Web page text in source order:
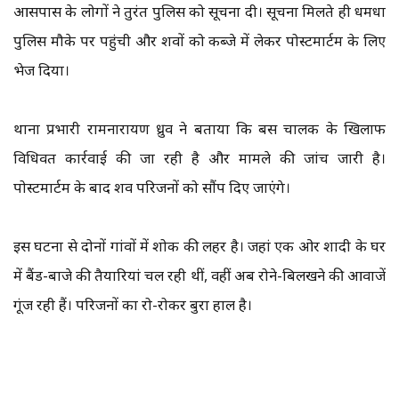
आसपास के लोगों ने तुरंत पुलिस को सूचना दी। सूचना मिलते ही धमधा
पुलिस मौके पर पहुंची और शवों को कब्जे में लेकर पोस्टमार्टम के लिए
भेज दिया।
थाना प्रभारी रामनारायण ध्रुव ने बताया कि बस चालक के खिलाफ
विधिवत कार्रवाई की जा रही है और मामले की जांच जारी है।
पोस्टमार्टम के बाद शव परिजनों को सौंप दिए जाएंगे।
इस घटना से दोनों गांवों में शोक की लहर है। जहां एक ओर शादी के घर
में बैंड-बाजे की तैयारियां चल रही थीं, वहीं अब रोने-बिलखने की आवाजें
गूंज रही हैं। परिजनों का रो-रोकर बुरा हाल है।